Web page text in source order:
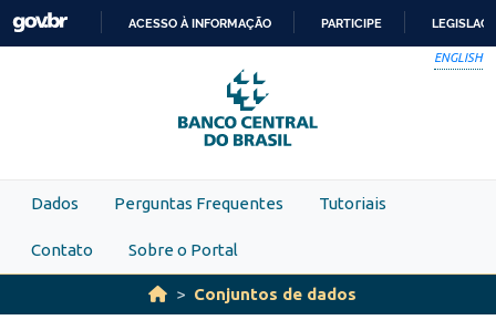
Skip to main content
PARA
O
CONTEÚDO
ACESSO À INFORMAÇÃO PARTICIPE
ENGLISH
Dados Perguntas Frequentes Tutoriais
Contato Sobre o Portal
Conjuntos de dados